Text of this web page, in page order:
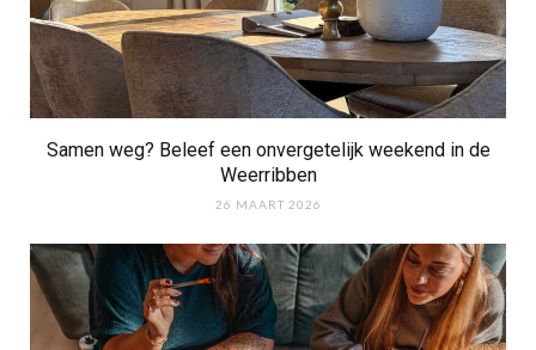
Samen weg? Beleef een onvergetelijk weekend in de
Weerribben
26 MAART 2026